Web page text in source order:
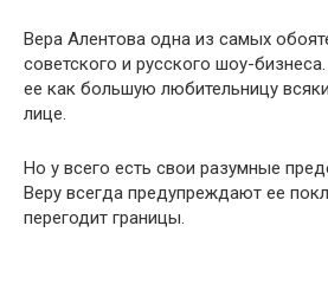
Вера Алентова одна из самых
советского и русского шоу-
ее как большую любительницу
лице.
Но у всего есть свои разумные
Веру всегда предупреждают ее
перегодит границы.